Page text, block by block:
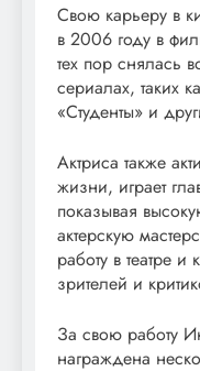
Свою карьеру в
в 2006 году в
тех пор снялась
сериалах, таких
«Студенты» и
Актриса также
жизни, играет
показывая
актерскую
работу в театре
зрителей и
За свою работу
награждена